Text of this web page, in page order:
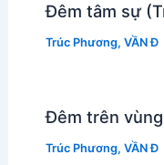
Đêm tâm sự
Trúc Phương, VẦN Đ
Đêm trên
Trúc Phương, VẦN Đ